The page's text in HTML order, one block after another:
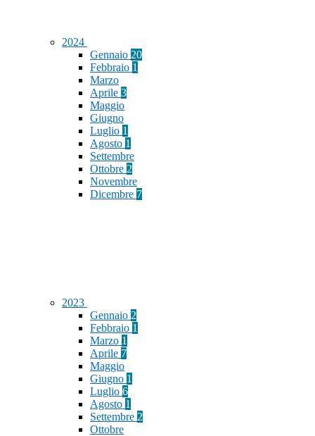
2024
Gennaio 20
Febbraio 1
Marzo
Aprile 3
Maggio
Giugno
Luglio 1
Agosto 1
Settembre
Ottobre 2
Novembre
Dicembre 7
2023
Gennaio 2
Febbraio 1
Marzo 1
Aprile 7
Maggio
Giugno 1
Luglio 6
Agosto 1
Settembre 2
Ottobre